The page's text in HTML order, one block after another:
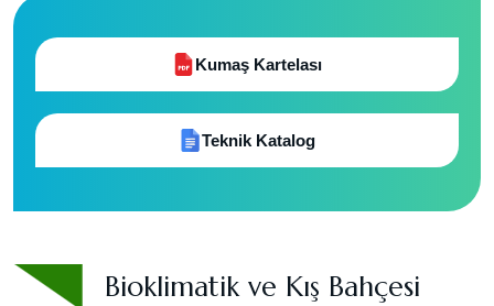
Kumaş Kartelası
Teknik Katalog
Bioklimatik ve Kış Bahçesi